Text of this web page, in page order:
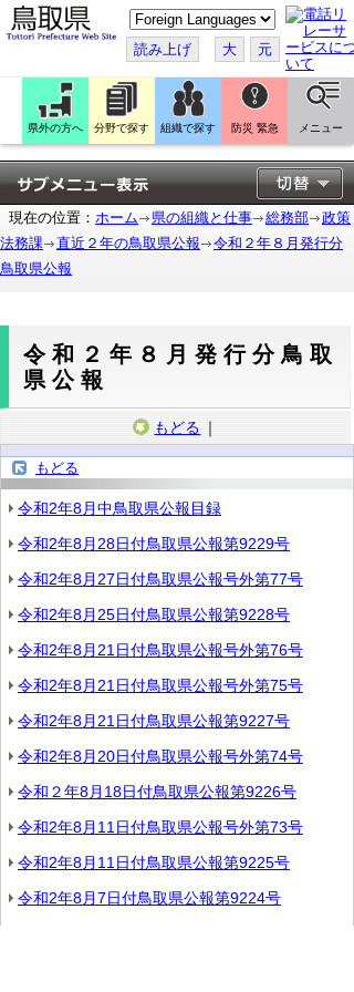
こ
の
ペ
ー
ジ
翻
訳
す
る
読み上げ 大 元
県外の方へ 分野で探す 組織で探す 防災 緊急 メニュー
現在の位置： ホーム 県の組織と仕事 総務部
政策
法務課
直近２年の鳥取県公報
令和２年８月発行分
鳥取県公報
令和２年８月発行分鳥取
県公報
もどる ｜
もどる
令和2年8月中鳥取県公報目録
令和2年8月28日付鳥取県公報第9229号
令和2年8月27日付鳥取県公報号外第77号
令和2年8月25日付鳥取県公報第9228号
令和2年8月21日付鳥取県公報号外第76号
令和2年8月21日付鳥取県公報号外第75号
令和2年8月21日付鳥取県公報第9227号
令和2年8月20日付鳥取県公報号外第74号
令和２年8月18日付鳥取県公報第9226号
令和2年8月11日付鳥取県公報号外第73号
令和2年8月11日付鳥取県公報第9225号
令和2年8月7日付鳥取県公報第9224号